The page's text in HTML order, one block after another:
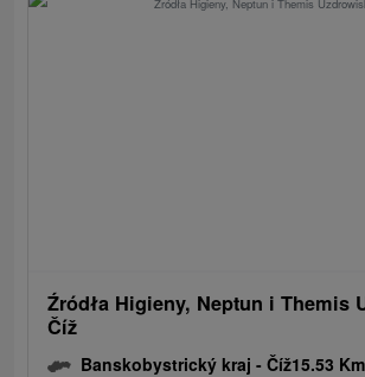
Źródła Higieny, Neptun i Themis
Číž
Banskobystrický kraj -Číž15.53 Km